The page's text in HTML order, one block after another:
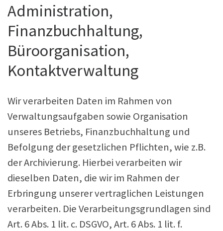
Administration,
Finanzbuchhaltung,
Büroorganisation,
Kontaktverwaltung
Wir verarbeiten Daten im Rahmen von
Verwaltungsaufgaben sowie Organisation
unseres Betriebs, Finanzbuchhaltung und
Befolgung der gesetzlichen Pflichten, wie z.B.
der Archivierung. Hierbei verarbeiten wir
dieselben Daten, die wir im Rahmen der
Erbringung unserer vertraglichen Leistungen
verarbeiten. Die Verarbeitungsgrundlagen sind
Art. 6 Abs. 1 lit. c. DSGVO, Art. 6 Abs. 1 lit. f.